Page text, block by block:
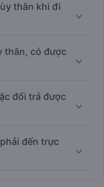
thân khi đi
thân, có được
đổi trả được
đến trực